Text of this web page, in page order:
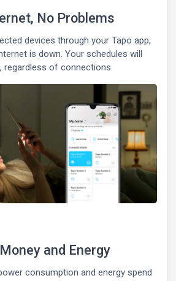
No Problems
devices through your Tapo app,
is down. Your schedules will
regardless of connections.
and Energy
consumption and energy spend